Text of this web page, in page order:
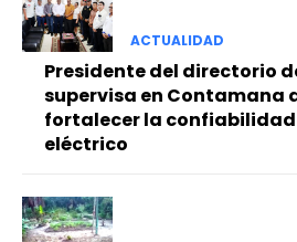
ACTUALIDAD
Presidente del directorio
supervisa en Contamana
fortalecer la confiabilidad
eléctrico